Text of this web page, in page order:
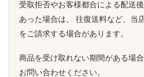
受取拒否やお客様都合による配送
あった場合は、 往復送料など、当
をご請求する場合があります。
商品を受け取れない期間がある場
お問い合わせください。